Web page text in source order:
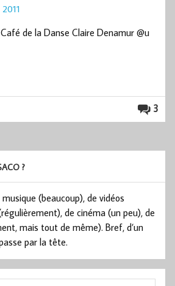
de la Danse Claire Denamur @u
3
?
(beaucoup), de vidéos
de cinéma (un peu), de
mais tout de même). Bref, d’un
par la tête.